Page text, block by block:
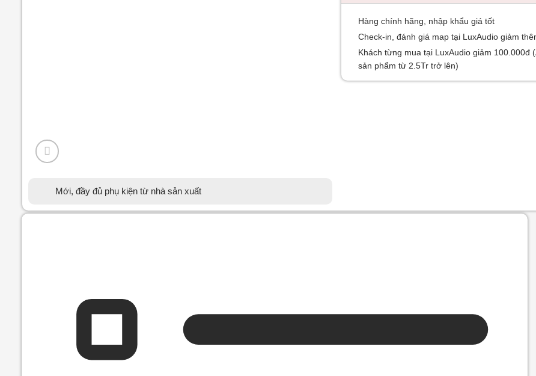
Mới, đầy đủ phụ kiện từ nhà sản xuất
Hàng chính hãng, nhập khẩu giá tốt
Check-in, đánh giá map tại LuxAudio giảm
Khách từng mua tại LuxAudio giảm 100.000đ
sản phẩm từ 2.5Tr trở lên)